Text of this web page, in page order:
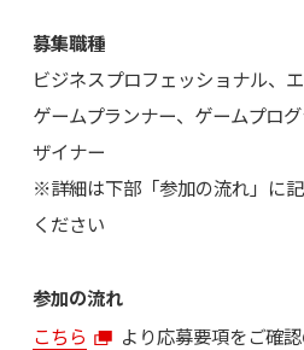
募集職種
ビジネスプロフェッショナル、
ゲームプランナー、ゲームプロ
ザイナー
※詳細は下部「参加の流れ」に
ください
参加の流れ
こちら
より応募要項をご確